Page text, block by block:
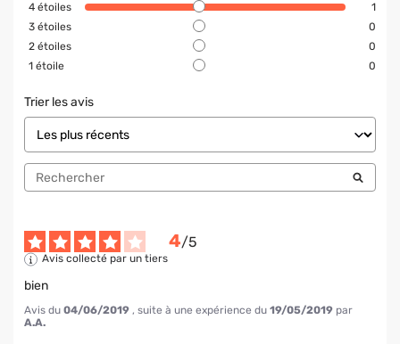
4 étoiles
1
3 étoiles
0
2 étoiles
0
1 étoile 0
Trier les avis
4/5
Avis collecté par un tiers
bien
Avis du 04/06/2019 , suite à une expérience du 19/05/2019 par
A.A.